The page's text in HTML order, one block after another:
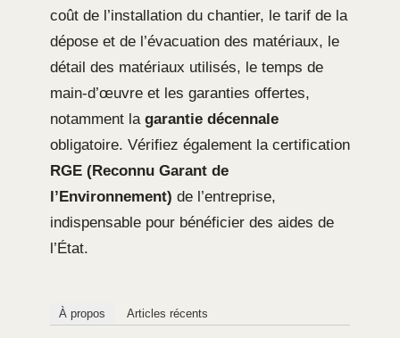
coût de l’installation du chantier, le tarif de la
dépose et de l’évacuation des matériaux, le
détail des matériaux utilisés, le temps de
main-d’œuvre et les garanties offertes,
notamment la garantie décennale
obligatoire. Vérifiez également la certification
RGE (Reconnu Garant de
l’Environnement) de l’entreprise,
indispensable pour bénéficier des aides de
l’État.
À propos Articles récents